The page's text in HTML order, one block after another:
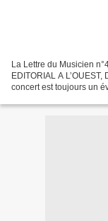
La Lettre du Musicien
EDITORIAL A
concert est toujours un